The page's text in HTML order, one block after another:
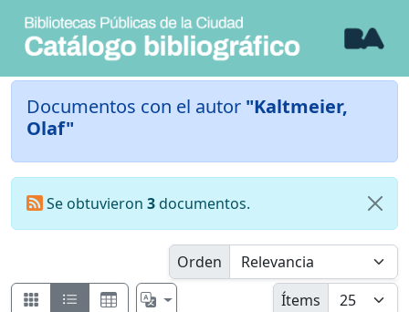
Documentos con el autor "Kaltmeier,
Olaf"
Se obtuvieron 3documentos.
Orden
Ítems